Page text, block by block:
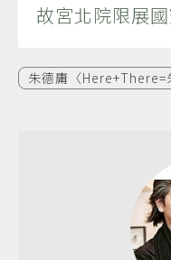
故宮北院限展
朱德庸〈Here+There=